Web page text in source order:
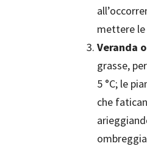
mettere le
Veranda
grasse,
5 °C; le
che